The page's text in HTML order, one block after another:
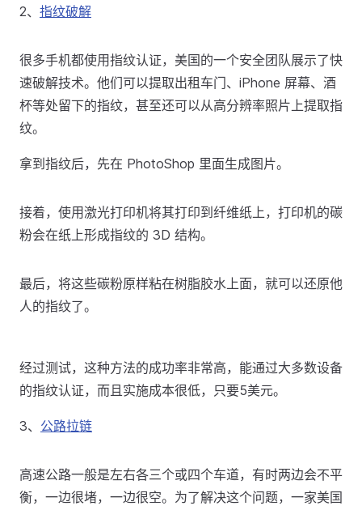
2、 指纹破解
很多手机都使用指纹认证，美国的一个安全团队展示了快
速破解技术。他们可以提取出租车门、iPhone 屏幕、酒
杯等处留下的指纹，甚至还可以从高分辨率照片上提取指
纹。
拿到指纹后，先在 PhotoShop 里面生成图片。
接着，使用激光打印机将其打印到纤维纸上，打印机的碳
粉会在纸上形成指纹的 3D 结构。
最后，将这些碳粉原样粘在树脂胶水上面，就可以还原他
人的指纹了。
经过测试，这种方法的成功率非常高，能通过大多数设备
的指纹认证，而且实施成本很低，只要5美元。
3、 公路拉链
高速公路一般是左右各三个或四个车道，有时两边会不平
衡，一边很堵，一边很空。为了解决这个问题，一家美国